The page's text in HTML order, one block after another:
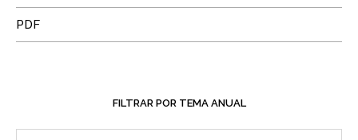
PDF
FILTRAR POR TEMA ANUAL